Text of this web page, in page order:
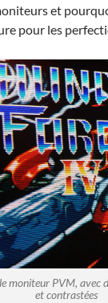
et
pour les
moniteur PVM, avec
et contrastées